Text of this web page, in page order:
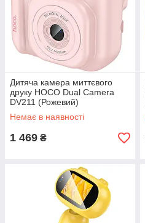
Дитяча камера миттєвого
друку HOCO Dual Сamera
DV211 (Рожевий)
Немає в наявності
1 469 ₴